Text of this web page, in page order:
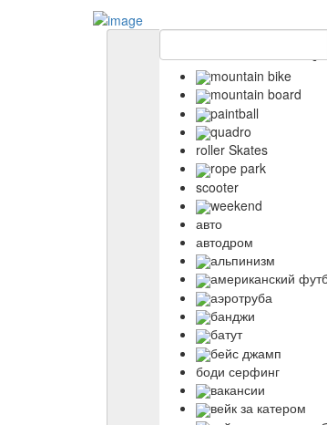
mountain bike
mountain board
paintball
quadro
roller Skates
rope park
scooter
weekend
авто
автодром
альпинизм
американский
аэротруба
банджи
батут
бейс джамп
боди серфинг
вакансии
вейк за катером